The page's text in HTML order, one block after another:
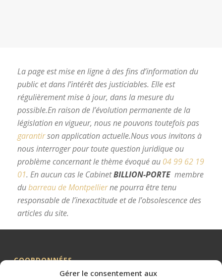
Gérer le consentement aux
La page est mise en ligne à des fins d’information du
public et dans l’intérêt des justiciables. Elle est
régulièrement mise à jour, dans la mesure du
possible.En raison de l’évolution permanente de la
législation en vigueur, nous ne pouvons toutefois pas
garantirson application actuelle.Nous vous invitons à
nous interroger pour toute question juridique ou
problème concernant le thème évoqué au 04 99 62 19
01. En aucun cas le CabinetBILLION-PORTE membre
dubarreau de Montpellierne pourra être tenu
responsable de l’inexactitude et de l’obsolescence des
articles du site.
COORDONNÉES
Me BILLION-PORTE